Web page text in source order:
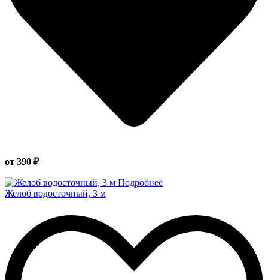
от 390 ₽
Подробнее
Желоб водосточный, 3 м